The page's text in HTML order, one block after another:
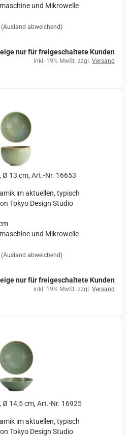
und Mikrowelle
(Ausland abweichend)
nur für freigeschaltete Kunden
inkl. 19% MwSt. zzgl. Versand
Ø 13 cm, Art.-Nr. 16653
im aktuellen, typisch
Tokyo Design Studio
und Mikrowelle
(Ausland abweichend)
nur für freigeschaltete Kunden
inkl. 19% MwSt. zzgl. Versand
Ø 14,5 cm, Art.-Nr. 16925
im aktuellen, typisch
Tokyo Design Studio